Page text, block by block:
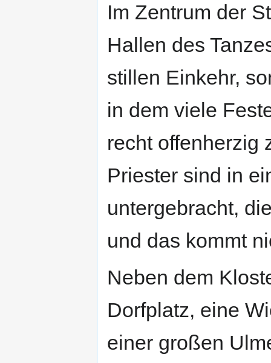
Im Zentrum der
Hallen des
stillen Einkehr,
in dem viele
recht offenherzig
Priester sind in
untergebracht,
und das kommt
Neben dem
Dorfplatz, eine
einer großen